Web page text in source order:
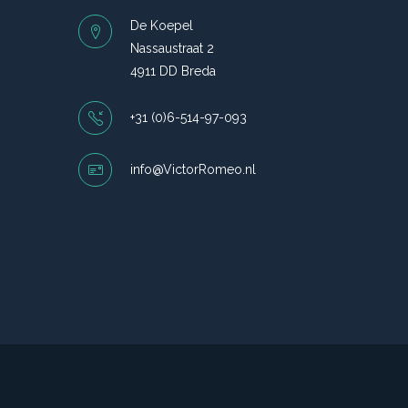
De Koepel
Nassaustraat 2
4911 DD Breda
+31 (0)6-514-97-093
info@VictorRomeo.nl